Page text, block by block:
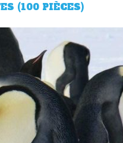
(100 PIÈCES)